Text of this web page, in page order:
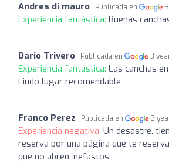
Andres di mauro Publicada en
Experiencia fantástica: Buenas
Dario Trivero Publicada en 3
Experiencia fantástica: Las canchas
Lindo lugar recomendable
Franco Perez Publicada en 3
Experiencia negativa: Un desastre,
reserva por una página que te
que no abren, nefastos